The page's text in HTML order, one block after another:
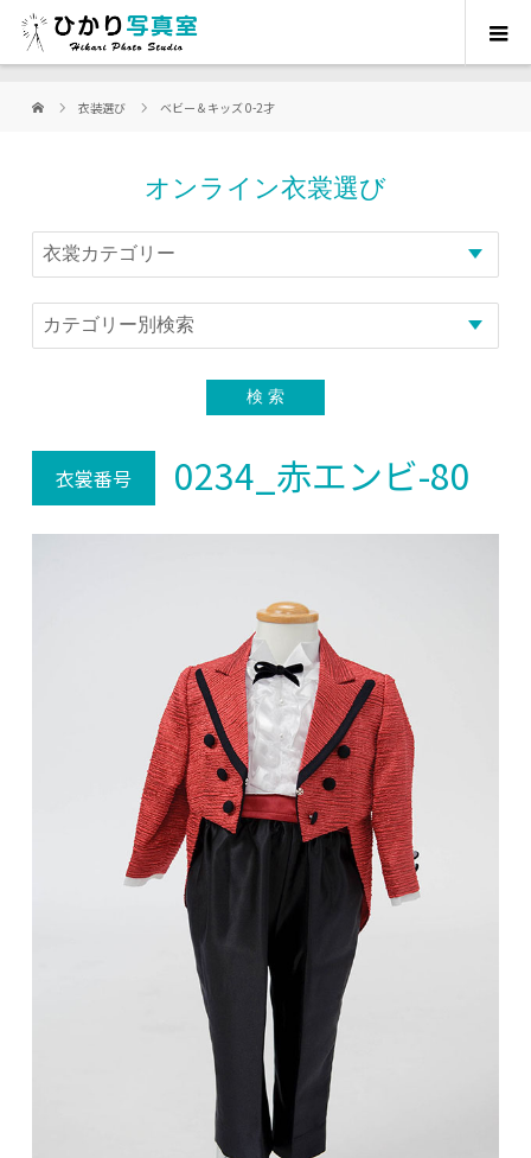
衣装選び ベビー＆キッズ 0-2才
オンライン衣裳選び
衣裳番号 0234_赤エンビ-80